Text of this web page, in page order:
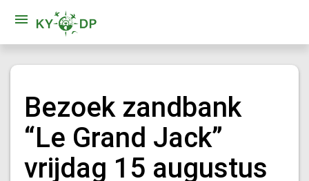
Bezoek zandbank
“Le Grand Jack”
vrijdag 15 augustus